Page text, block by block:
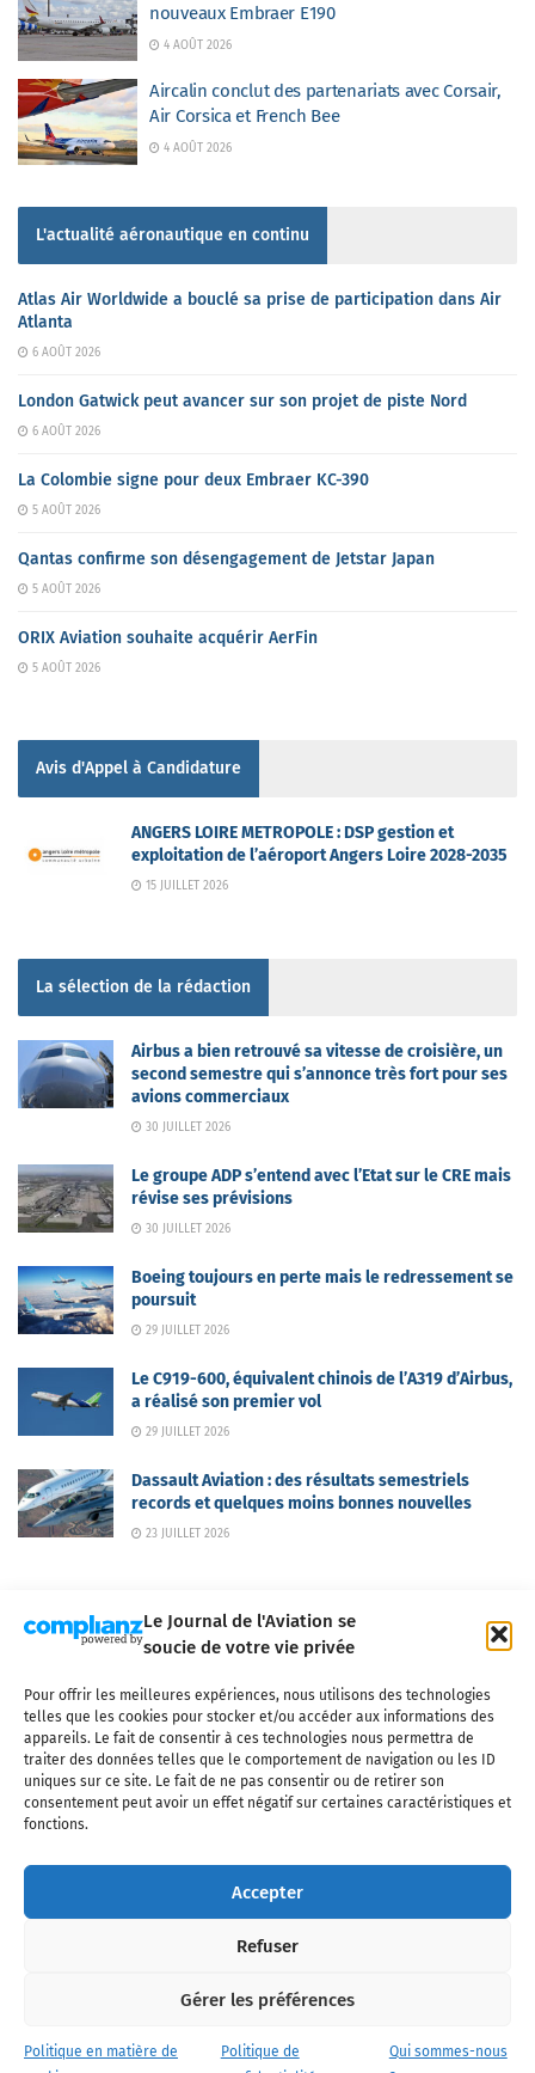
Le Journal de l'Aviation se
soucie de votre vie privée
Pour offrir les meilleures expériences, nous utilisons des technologies
telles que les cookies pour stocker et/ou accéder aux informations des
appareils. Le fait de consentir à ces technologies nous permettra de
traiter des données telles que le comportement de navigation ou les ID
uniques sur ce site. Le fait de ne pas consentir ou de retirer son
consentement peut avoir un effet négatif sur certaines caractéristiques et
fonctions.
Accepter
Refuser
Gérer les préférences
Politique en matière de
Politique de
Qui sommes-nous
nouveaux Embraer E190
4 AOÛT 2026
Aircalin conclut des partenariats avec Corsair,
Air Corsica et French Bee
4 AOÛT 2026
L'actualité aéronautique en continu
Atlas Air Worldwide a bouclé sa prise de participation dans Air
Atlanta
6 AOÛT 2026
London Gatwick peut avancer sur son projet de piste Nord
6 AOÛT 2026
La Colombie signe pour deux Embraer KC-390
5 AOÛT 2026
Qantas confirme son désengagement de Jetstar Japan
5 AOÛT 2026
ORIX Aviation souhaite acquérir AerFin
5 AOÛT 2026
Avis d'Appel à Candidature
ANGERS LOIRE METROPOLE : DSP gestion et
exploitation de l’aéroport Angers Loire 2028-2035
15 JUILLET 2026
La sélection de la rédaction
Airbus a bien retrouvé sa vitesse de croisière, un
second semestre qui s’annonce très fort pour ses
avions commerciaux
30 JUILLET 2026
Le groupe ADP s’entend avec l’Etat sur le CRE mais
révise ses prévisions
30 JUILLET 2026
Boeing toujours en perte mais le redressement se
poursuit
29 JUILLET 2026
Le C919-600, équivalent chinois de l’A319 d’Airbus,
a réalisé son premier vol
29 JUILLET 2026
Dassault Aviation : des résultats semestriels
records et quelques moins bonnes nouvelles
23 JUILLET 2026
Qui sommes-nous ? Nous contacter
Partenaires
Mentions légales
CGV Politique de confidentialité Cookies
l'industrie aéronautique, l'aviation commerciale, l'aviation d'affaires, les
services MRO et après-vente, le financement et la location d'aéronefs
civils, l'aéronautique de défense et l'industrie spatiale. Toute reproduction,
interdite sans autorisation écrite spécifique du Journal de l’Aviation.